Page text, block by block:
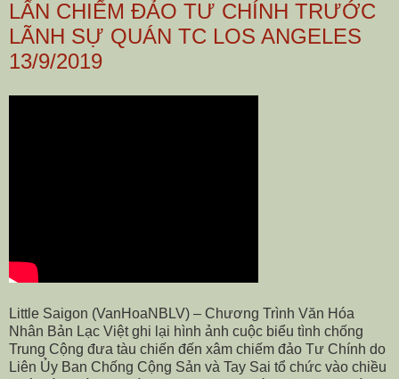
LẤN CHIẾM ĐẢO TƯ CHÍNH TRƯỚC
LÃNH SỰ QUÁN TC LOS ANGELES
13/9/2019
Little Saigon (VanHoaNBLV) – Chương Trình Văn Hóa
Nhân Bản Lạc Việt ghi lại hình ảnh cuộc biểu tình chống
Trung Cộng đưa tàu chiến đến xâm chiếm đảo Tư Chính do
Liên Ủy Ban Chống Cộng Sản và Tay Sai tổ chức vào chiều